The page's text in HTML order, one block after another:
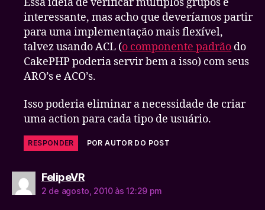
interessante, mas acho que deveríamos partir
para uma implementação mais flexível,
talvez usando ACL (o componente padrão do
CakePHP poderia servir bem a isso) com seus
ARO’s e ACO’s.
Isso poderia eliminar a necessidade de criar
uma action para cada tipo de usuário.
RESPONDER POR AUTOR DO POST
FelipeVRdiz:
2 de agosto, 2010 às 12:29 pm